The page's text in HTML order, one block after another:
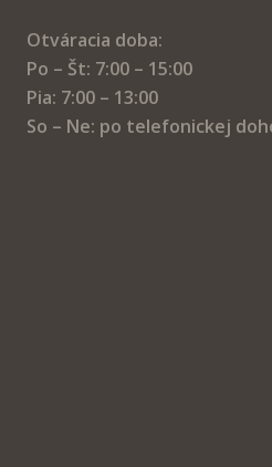
Otváracia doba:
Po – Št: 7:00 – 15:00
Pia: 7:00 – 13:00
So – Ne: po telefonickej